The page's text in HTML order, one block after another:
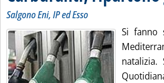
. Sottotitolo: Salgono Eni, IP ed Esso
. Pubblicata venerdì 30 dicembre 2016 alle 9.54.
Salgono Eni, IP ed Esso
Si fanno
natalizia.